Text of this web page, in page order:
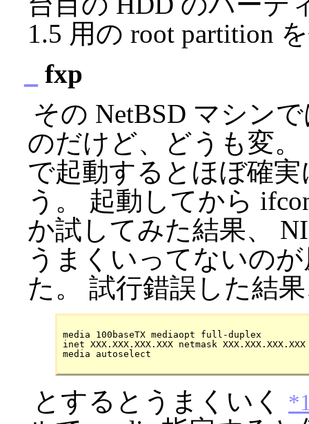
1.5 用の root partition
fxp
その NetBSD マシン
のだけど、どうも変
で起動するとほぼ確実
う。 起動してから
か試してみた結果、
うまくいってないの
た。 試行錯誤した結
media 100baseTX mediaopt full-duplex
inet XXX.XXX.XXX.XXX netmask XXX.XXX.XXX.XXX
とするとうまくいく